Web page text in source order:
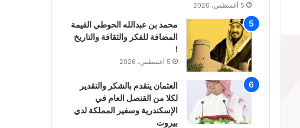
5 أغسطس، 2026
محمد بن عبدالله الحوطي القيمة
المضافة للفكر والثقافة والتاريخ
!
5 أغسطس، 2026
العثمان يتقدم بالشكر والتقدير
لكلا من القنصل العام في
الإسكندرية وسفير المملكة لدي
بيروت